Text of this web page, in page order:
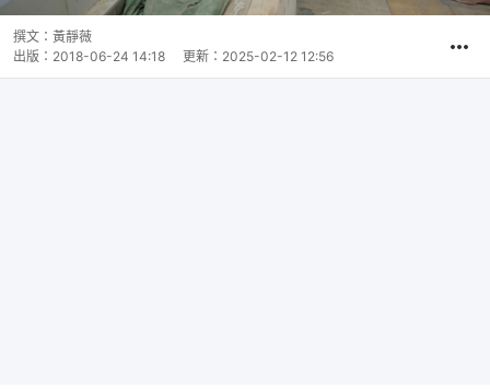
撰文： 黃靜薇
出版： 2018-06-24 14:18 更新： 2025-02-12 12:56